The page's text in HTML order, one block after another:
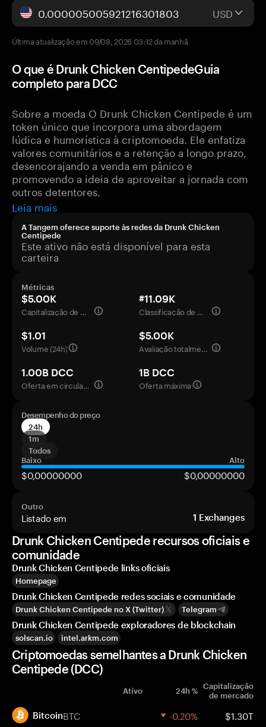
USD
Última atualização em 09/08, 2026 03:12 da manhã
O que é Drunk Chicken CentipedeGuia
completo para DCC
Sobre a moeda O Drunk Chicken Centipede é um
token único que incorpora uma abordagem
lúdica e humorística à criptomoeda. Ele enfatiza
valores comunitários e a retenção a longo prazo,
desencorajando a venda em pânico e
promovendo a ideia de aproveitar a jornada com
outros detentores.
Leia mais
A Tangem oferece suporte às redes da Drunk Chicken
Centipede
Este ativo não está disponível para esta
carteira
Métricas
$5.00K
Capitalização de mercado
#11.09K
Classificação de mercado
$1.01
Volume (24h)
$5.00K
Avaliação totalmente diluída
1.00B DCC
Oferta em circulação
1B DCC
Oferta máxima
Desempenho do preço
24h
1m
Todos
Baixo
Alto
$0,00000000 $0,00000000
Outro
Listado em 1 Exchanges
Drunk Chicken Centipede recursos oficiais e
comunidade
Drunk Chicken Centipede links oficiais
Homepage
Drunk Chicken Centipede redes sociais e comunidade
Drunk Chicken Centipede no X (Twitter) Telegram
Drunk Chicken Centipede exploradores de blockchain
solscan.io intel.arkm.com
Criptomoedas semelhantes a Drunk Chicken
Centipede (DCC)
Ativo 24h % Capitalização
de mercado
BitcoinBTC -0.20% $1.30T